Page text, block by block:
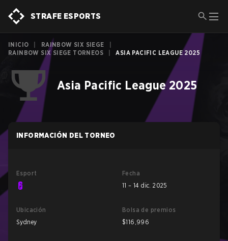
STRAFE ESPORTS
INICIO RAINBOW SIX SIEGE
RAINBOW SIX SIEGE TORNEOS
ASIA PACIFIC LEAGUE 2025
Asia Pacific League 2025
INFORMACIÓN DEL TORNEO
Esport
Fecha
11 – 14 dic. 2025
Ubicación
Sydney
Bolsa de premios
$116,996